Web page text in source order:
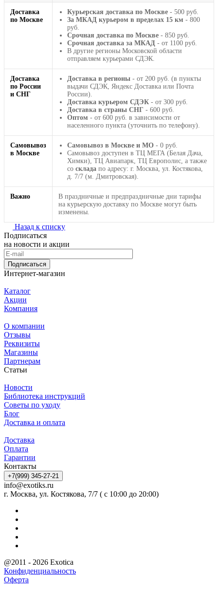
Доставка
по Москве
Курьерская доставка по Москве - 500 руб.
За МКАД курьером в пределах 15 км - 800
руб.
Срочная доставка по Москве - 850 руб.
Срочная доставка за МКАД - от 1100 руб.
В другие регионы Московской области
отправляем курьерами СДЭК.
Доставка
по России
и СНГ
Доставка в регионы - от 200 руб. (в пункты
выдачи СДЭК, Яндекс Доставка или Почта
России).
Доставка курьером СДЭК - от 300 руб.
Доставка в страны СНГ - 600 руб.
Оптом - от 600 руб. в зависимости от
населенного пункта (уточнить по телефону).
Самовывоз
в Москве
Самовывоз в Москве и МО - 0 руб.
Самовывоз доступен в ТЦ МЕГА (Белая Дача,
Химки), ТЦ Авиапарк, ТЦ Европолис, а также
со склада по адресу: г. Москва, ул. Костякова,
д. 7/7 (м. Дмитровская).
Важно
В праздничные и предпраздничные дни тарифы
на курьерскую доставку по Москве могут быть
изменены.
Назад к списку
Подписаться
на новости и акции
Подписаться
Интернет-магазин
Каталог
Акции
Компания
О компании
Отзывы
Реквизиты
Магазины
Партнерам
Статьи
Новости
Библиотека инструкций
Советы по уходу
Блог
Доставка и оплата
Доставка
Оплата
Гарантии
Контакты
+7(999) 345-27-21
info@exotiks.ru
г. Москва, ул. Костякова, 7/7 ( с 10:00 до 20:00)
@2011 - 2026 Exotica
Конфиденциальность
Оферта